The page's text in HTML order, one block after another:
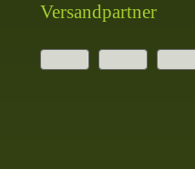
Versandpartner